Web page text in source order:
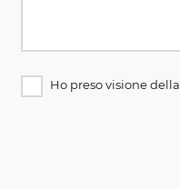
Ho preso visione della